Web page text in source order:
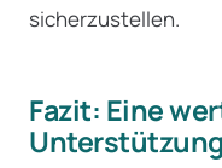
sicherzustellen.
Fazit: Eine